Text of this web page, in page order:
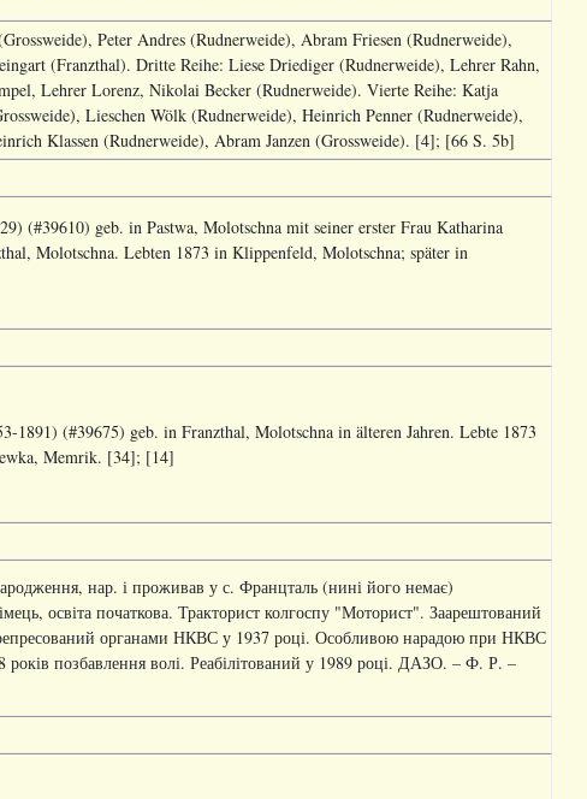
Peter Andres (Rudnerweide), Abram Friesen (Rudnerweide),
(Franzthal). Dritte Reihe: Liese Driediger (Rudnerweide), Lehrer Rahn,
Lehrer Lorenz, Nikolai Becker (Rudnerweide). Vierte Reihe: Katja
Lieschen Wölk (Rudnerweide), Heinrich Penner (Rudnerweide),
Klassen (Rudnerweide), Abram Janzen (Grossweide). [4]; [66 S. 5b]
(#39610) geb. in Pastwa, Molotschna mit seiner erster Frau Katharina
Molotschna. Lebten 1873 in Klippenfeld, Molotschna; später in
1891) (#39675) geb. in Franzthal, Molotschna in älteren Jahren. Lebte 1873
Memrik. [34]; [14]
нар. і проживав у с. Францталь (нині його немає)
освіта початкова. Тракторист колгоспу "Моторист". Заарештований
органами НКВС у 1937 році. Особливою нарадою при НКВС
позбавлення волі. Реабілітований у 1989 році. ДАЗО. – Ф. Р. –